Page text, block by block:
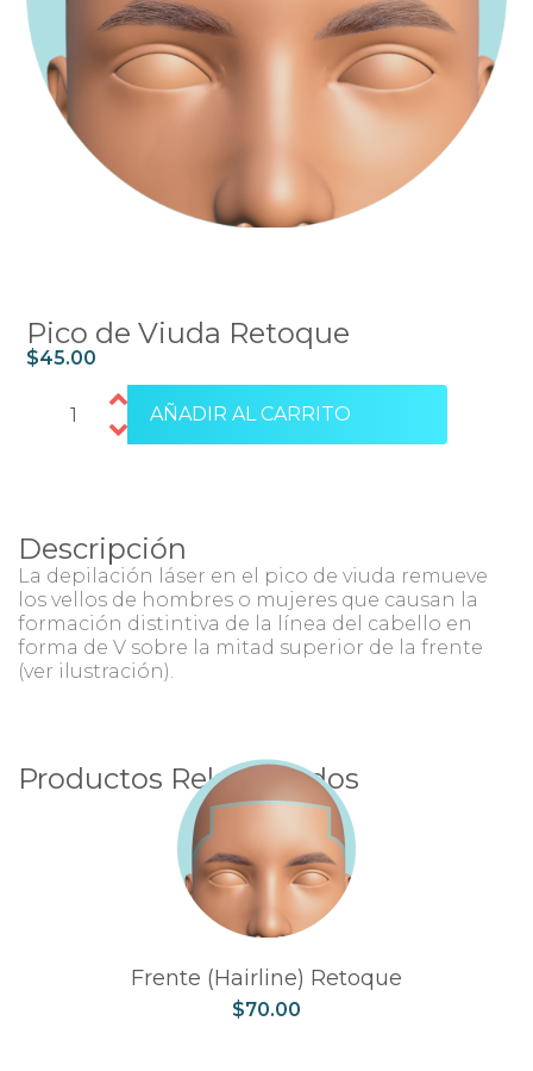
Pico de Viuda Retoque
$45.00
AÑADIR AL CARRITO
Descripción
La depilación láser en el pico de viuda remueve
los vellos de hombres o mujeres que causan la
formación distintiva de la línea del cabello en
forma de V sobre la mitad superior de la frente
(ver ilustración).
Productos Relacionados
Frente (Hairline) Retoque
$70.00